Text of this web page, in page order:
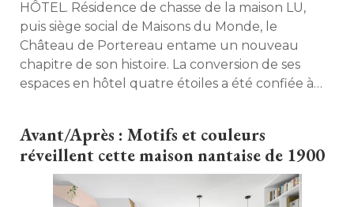
HÔTEL. Résidence de chasse de la maison LU,
puis siège social de Maisons du Monde, le
Château de Portereau entame un nouveau
chapitre de son histoire. La conversion de ses
espaces en hôtel quatre étoiles a été confiée à
Richez et Claudia Scaraffiotti, nous content la
suite du roman.
Avant/Après : Motifs et couleurs
réveillent cette maison nantaise de 1900